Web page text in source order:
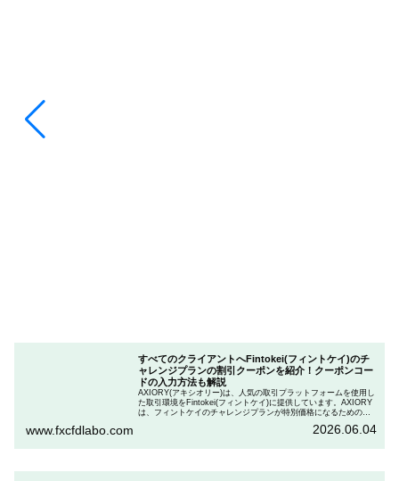
すべてのクライアントへFintokei(フィントケイ)のチ
ャレンジプランの割引クーポンを紹介！クーポンコー
ドの入力方法も解説
AXIORY(アキシオリー)は、人気の取引プラットフォームを使用し
た取引環境をFintokei(フィントケイ)に提供しています。AXIORY
は、フィントケイのチャレンジプランが特別価格になるためのク
ランを申し込むときのクーポンコードを入力して割引にする方法
www.fxcfdlabo.com 2026.06.04